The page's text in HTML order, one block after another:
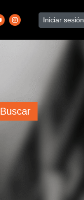
Iniciar sesión
Buscar